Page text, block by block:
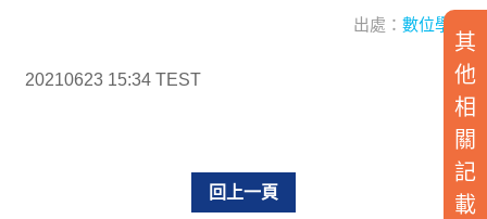
出處：數位學習
20210623 15:34 TEST
回上一頁
其
他
相
關
記
載